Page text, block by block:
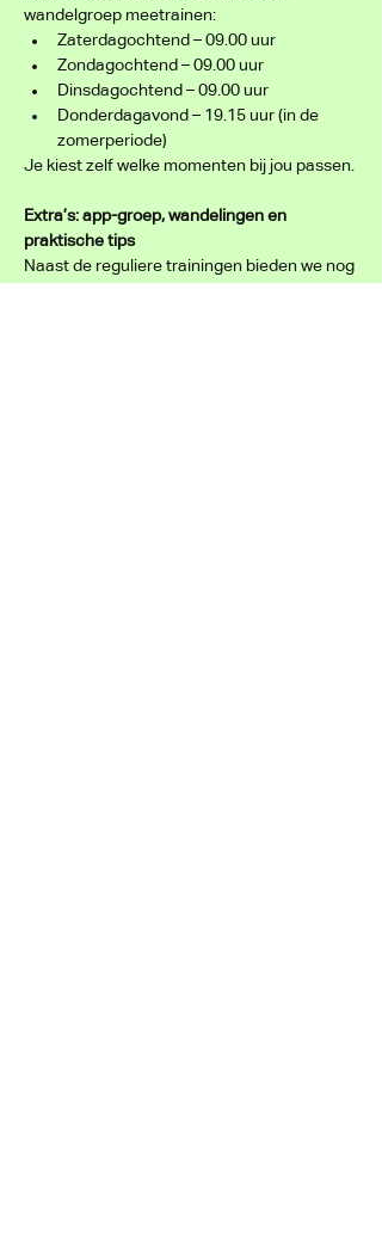
wandelgroep meetrainen:
Zaterdagochtend – 09.00 uur
Zondagochtend – 09.00 uur
Dinsdagochtend – 09.00 uur
Donderdagavond – 19.15 uur (in de
zomerperiode)
Je kiest zelf welke momenten bij jou passen.
Extra’s: app-groep, wandelingen en
praktische tips
Naast de reguliere trainingen bieden we nog